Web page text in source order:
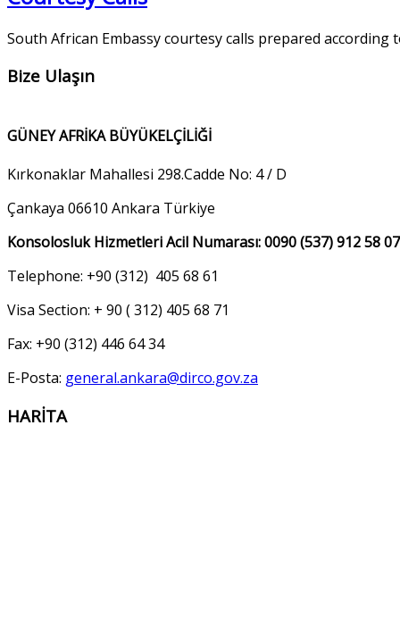
South African Embassy courtesy calls prepared
Bize Ulaşın
GÜNEY AFRİKA BÜYÜKELÇİLİĞİ
Kırkonaklar Mahallesi 298.Cadde No: 4 / D
Çankaya 06610 Ankara Türkiye
Konsolosluk Hizmetleri Acil Numarası: 0090 (537) 912 58 07
Telephone: +90 (312) 405 68 61
Visa Section: + 90 ( 312) 405 68 71
Fax: +90 (312) 446 64 34
E-Posta: general.ankara@dirco.gov.za
HARİTA